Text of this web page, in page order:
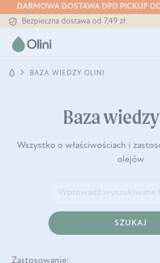
DARMOWA DOSTAWA DPD PICKUP
Bezpieczna dostawa od 7,49 zł
Darmowa dostawa od 199 zł
BAZA WIEDZY OLINI
Baza
Wszystko o właściwościach i
olejów
SZUKAJ
Zastosowanie: